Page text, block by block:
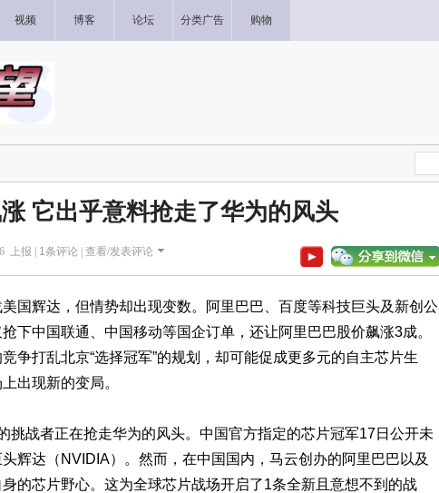
视频 博客 论坛 分类广告 购物
它出乎意料抢走了华为的风头
上报 | 1条评论 | 查看/发表评论
国辉达，但情势却出现变数。阿里巴巴、百度等科技巨头及新创公
下中国联通、中国移动等国企订单，还让阿里巴巴股价飙涨3成。
争打乱北京“选择冠军”的规划，却可能促成更多元的自主芯片生
出现新的变局。
挑战者正在抢走华为的风头。中国官方指定的芯片冠军17日公开未
辉达（NVIDIA）。然而，在中国国内，马云创办的阿里巴巴以及
的芯片野心。这为全球芯片战场开启了1条全新且意想不到的战